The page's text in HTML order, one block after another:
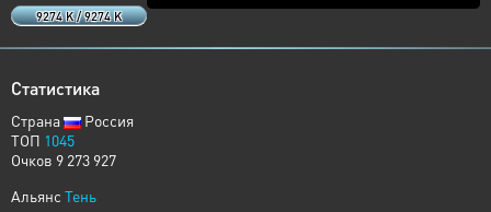
9274 K / 9274 K
Статистика
Страна
Россия
ТОП 1045
Очков 9 273 927
Альянс Тень